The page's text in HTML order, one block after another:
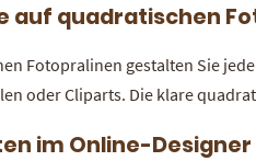
auf quadratischen
Fotopralinen gestalten Sie
oder Cliparts. Die klare
im Online-Designer